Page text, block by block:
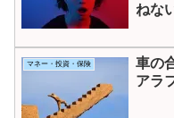
ねな
マネー・投資・保険
車の
アラ